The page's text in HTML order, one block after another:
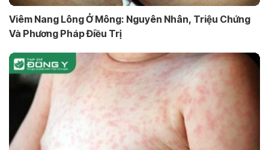
Viêm Nang Lông Ở Mông: Nguyên Nhân, Triệu Chứng
Và Phương Pháp Điều Trị